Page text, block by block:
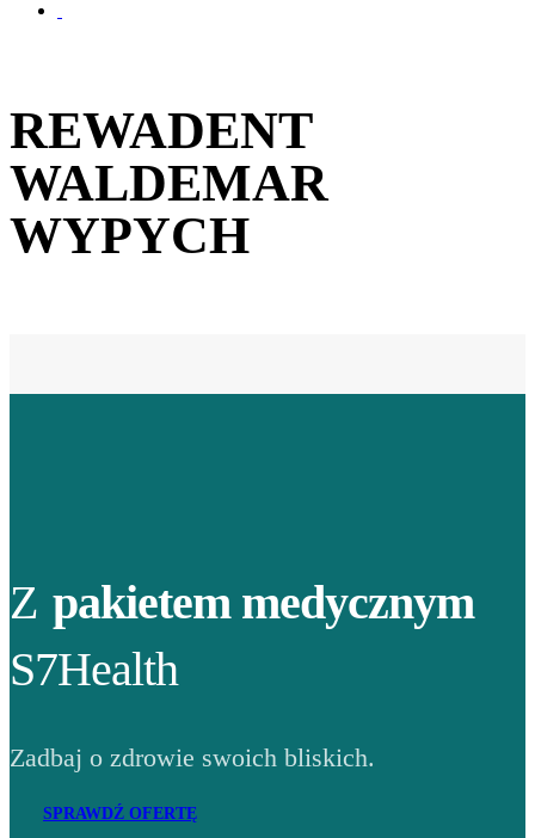
REWADENT
WALDEMAR
WYPYCH
Z pakietem medycznym
S7Health
Zadbaj o zdrowie swoich bliskich.
SPRAWDŹ OFERTĘ